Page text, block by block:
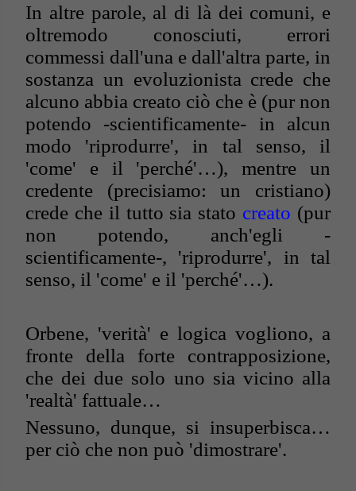
In altre parole, al di là dei comuni, e
oltremodo conosciuti, errori
commessi dall'una e dall'altra parte, in
sostanza un evoluzionista crede che
alcuno abbia creato ciò che è (pur non
potendo -scientificamente- in alcun
modo 'riprodurre', in tal senso, il
'come' e il 'perché'…), mentre un
credente (precisiamo: un cristiano)
crede che il tutto sia stato creato (pur
non potendo, anch'egli -
scientificamente-, 'riprodurre', in tal
senso, il 'come' e il 'perché'…).
Orbene, 'verità' e logica vogliono, a
fronte della forte contrapposizione,
che dei due solo uno sia vicino alla
'realtà' fattuale…
Nessuno, dunque, si insuperbisca…
per ciò che non può 'dimostrare'.